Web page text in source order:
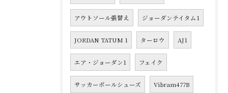
アウトソール張替え ジョーダンテイタム1
JORDAN TATUM 1 ターロウ AJ1
エア・ジョーダン1 フェイク
サッカーボールシューズ Vibram477B